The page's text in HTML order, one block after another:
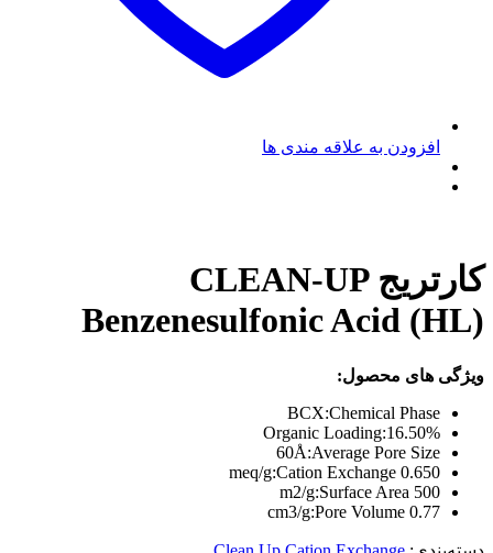
افزودن به علاقه مندی ها
کارتریج CLEAN-UP
Benzenesulfonic Acid (HL)
ویژگی های محصول:
BCX:Chemical Phase
16.50%:
Organic Loading
60Å:Average Pore Size
0.650 meq/g:
Cation Exchange
500 m2/g:
Surface Area
0.77 cm3/g:
Pore Volume